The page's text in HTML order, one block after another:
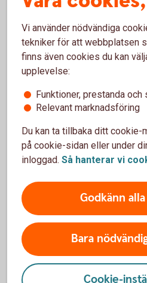
skyddadigmot
3 vanliga
bedrägerier
Oväntad kontakt
Oväntade kontakter
känner är ett vanligt
använder falska
trovärdighet och
Agera aldrig
Det är bråttom
Vi använder nödvändiga
tekniker för att webbplatsen
finns även cookies du kan
upplevelse:
Funktioner, prestanda
Relevant marknadsföring
Du kan ta tillbaka ditt cookie-
på cookie-sidan eller under
inloggad. Så hanterar vi
Godkänn
Bara
Cookie-